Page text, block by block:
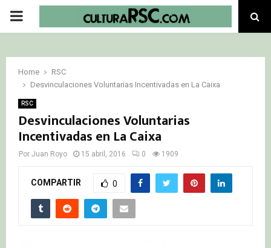
PRIMARY
Home
RSC
Desvinculaciones Voluntarias Incentivadas en La Caixa
RSC
Desvinculaciones Voluntarias
Incentivadas en La Caixa
Por Juan Royo 15 abril, 2016 0 1909
COMPARTIR 0